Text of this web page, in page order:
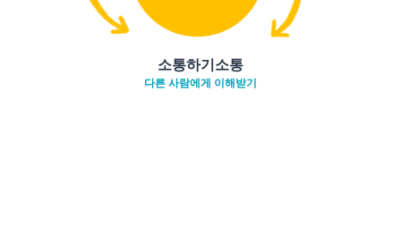
소통하기소통
다른 사람에게 이해받기